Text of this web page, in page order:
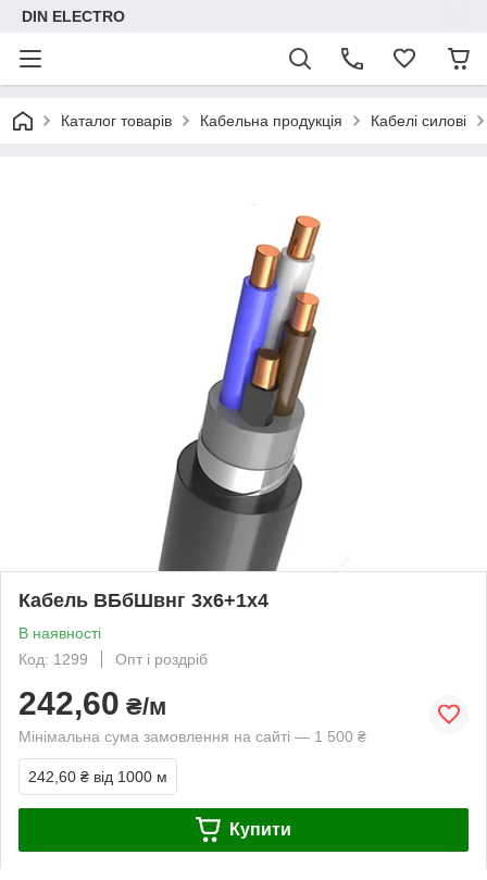
DIN ELECTRO
Каталог товарів Кабельна продукція Кабелі силові
Кабель ВБбШвнг 3х6+1х4
В наявності
Код: 1299
Опт і роздріб
242,60 ₴/м
Мінімальна сума замовлення на сайті — 1 500 ₴
242,60 ₴ від 1000 м
Купити